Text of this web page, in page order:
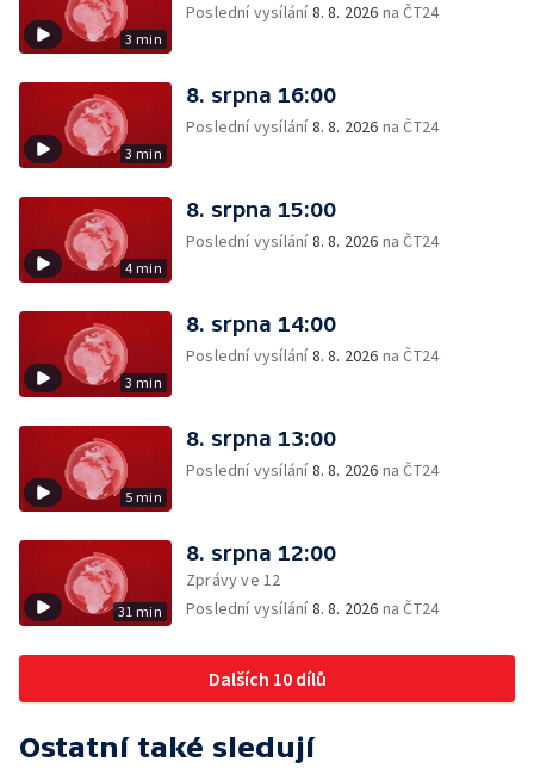
3 min
Poslední vysílání8. 8. 2026 na ČT24
3 min
8. srpna 16:00
Poslední vysílání8. 8. 2026 na ČT24
4 min
8. srpna 15:00
Poslední vysílání8. 8. 2026 na ČT24
3 min
8. srpna 14:00
Poslední vysílání8. 8. 2026 na ČT24
5 min
8. srpna 13:00
Poslední vysílání8. 8. 2026 na ČT24
31 min
8. srpna 12:00
Zprávy ve 12
Poslední vysílání8. 8. 2026 na ČT24
Dalších 10 dílů
Ostatní také sledují